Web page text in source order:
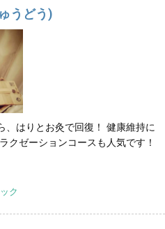
うどう)
、はりとお灸で回復！ 健康維持に
クゼーションコースも人気です！
ク